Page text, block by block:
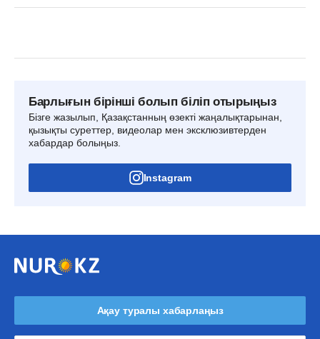
Барлығын бірінші болып біліп отырыңыз
Бізге жазылып, Қазақстанның өзекті жаңалықтарынан,
қызықты суреттер, видеолар мен эксклюзивтерден
хабардар болыңыз.
Instagram
Ақау туралы хабарлаңыз